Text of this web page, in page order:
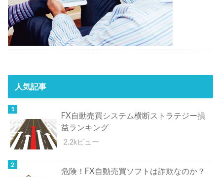
人気記事
FX自動売買システム横断ストラテジー損
益ランキング
2.2kビュー
危険！FX自動売買ソフトは詐欺なのか？